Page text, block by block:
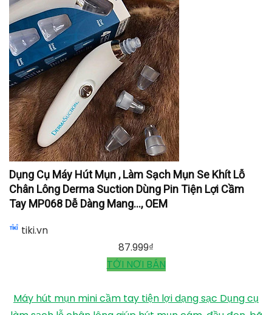
Dụng Cụ Máy Hút Mụn , Làm Sạch Mụn Se Khít Lỗ
Chân Lông Derma Suction Dùng Pin Tiện Lợi Cầm
Tay MP068 Dễ Dàng Mang..., OEM
tiki.vn
87.999₫
TỚI NƠI BÁN
Máy hút mụn mini cầm tay tiện lợi dạng sạc Dụng cụ